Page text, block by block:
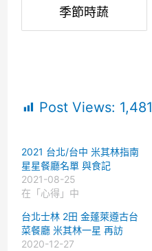
季節時蔬
Post Views: 1,481
2021 台北/台中 米其林指南
星星餐廳名單 與食記
2021-08-25
在「心得」中
台北士林 2田 金蓬萊遵古台
菜餐廳 米其林一星 再訪
2020-12-27